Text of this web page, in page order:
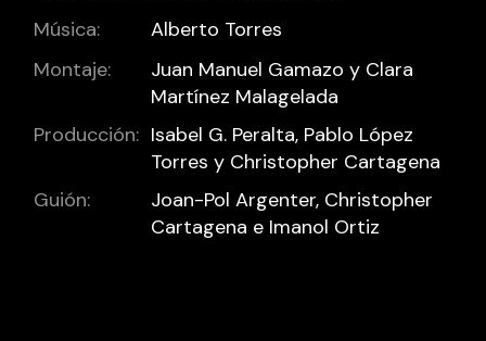
Música:
Alberto Torres
Montaje:
Juan Manuel Gamazo y Clara
Martínez Malagelada
Producción: Isabel G. Peralta, Pablo López
Torres y Christopher Cartagena
Guión:
Joan-Pol Argenter, Christopher
Cartagena e Imanol Ortiz